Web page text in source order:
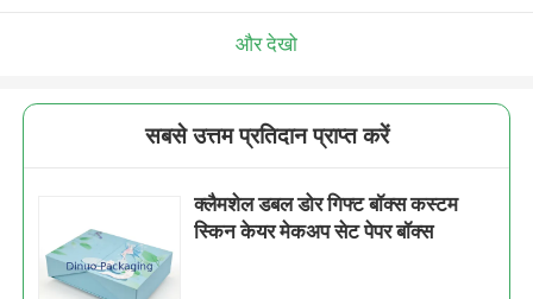
और देखो
सबसे उत्तम प्रतिदान प्राप्त करें
क्लैमशेल डबल डोर गिफ्ट बॉक्स कस्टम
स्किन केयर मेकअप सेट पेपर बॉक्स